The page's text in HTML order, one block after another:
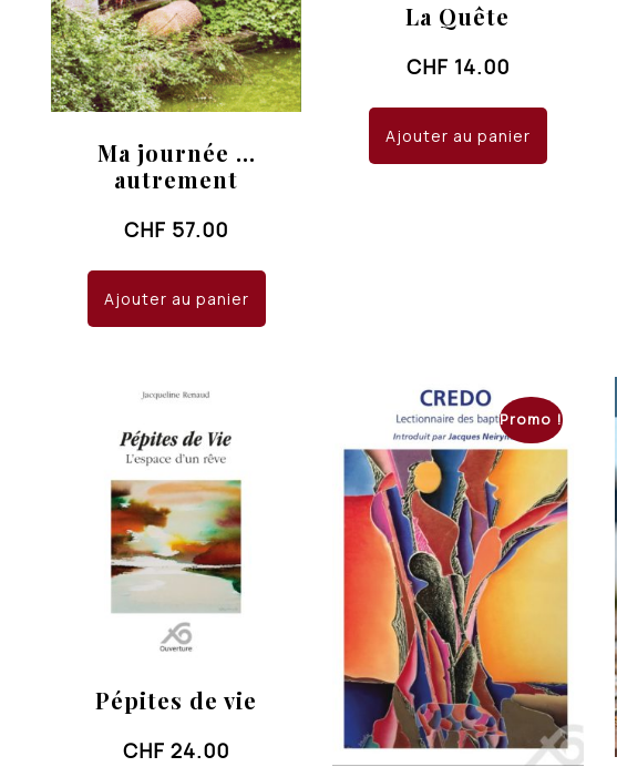
Ma journée …
autrement
CHF 57.00
Ajouter au panier
La Quête
CHF 14.00
Ajouter au panier
Pépites de vie
CHF 24.00
Promo !